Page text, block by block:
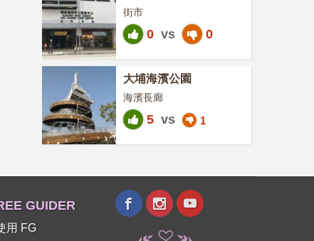
街市
0 vs 0
大埔海濱公園
海濱長廊
5 vs 1
GUIDER
用 FG